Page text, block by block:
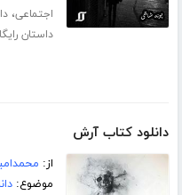
اجتماعی،
داستان
دانلود کتاب آرش
از:
موضوع: